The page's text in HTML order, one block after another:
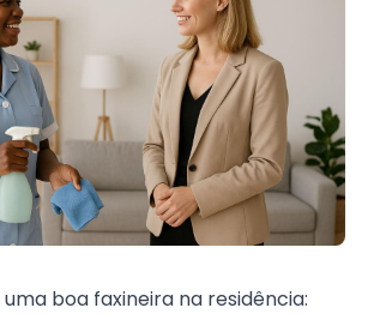
boa faxineira na residência: